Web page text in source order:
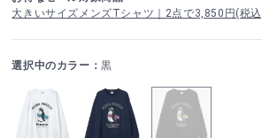
大きいサイズメンズTシャツ｜2点で3,850円(税
選択中のカラー：黒